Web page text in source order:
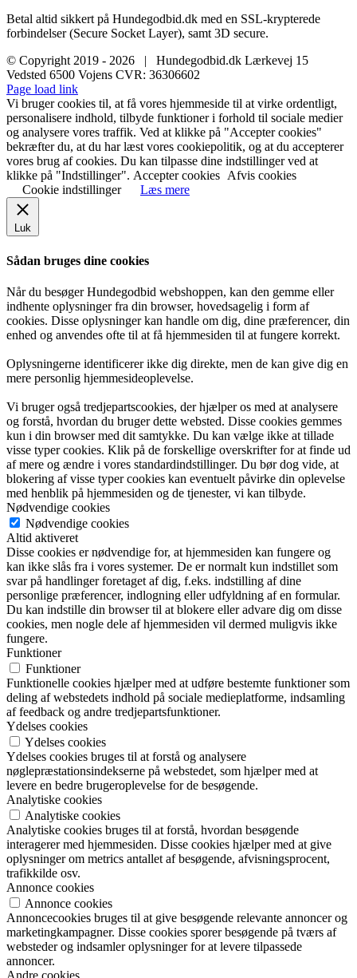
Betal altid sikkert på Hundegodbid.dk med en SSL-krypterede
forbindelser (Secure Socket Layer), samt 3D secure.
© Copyright 2019 - 2026 | Hundegodbid.dk Lærkevej 15
Vedsted 6500 Vojens CVR: 36306602
Facebook
Instagram
E-
mail
Page load link
Vi bruger cookies til, at få vores hjemmeside til at virke ordentligt,
personalisere indhold, tilbyde funktioner i forhold til sociale medier
og analysere vores traffik. Ved at klikke på "Accepter cookies"
bekræfter du, at du har læst vores cookiepolitik, og at du accepterer
vores brug af cookies. Du kan tilpasse dine indstillinger ved at
klikke på "Indstillinger". Accepter cookies Afvis cookies
Cookie indstillinger
Læs mere
Luk
Sådan bruges dine cookies
Når du besøger Hundegodbid webshoppen, kan den gemme eller
indhente oplysninger fra din browser, hovedsagelig i form af
cookies. Disse oplysninger kan handle om dig, dine præferencer, din
enhed og anvendes ofte til at få hjemmesiden til at fungere korrekt.
Oplysningerne identificerer ikke dig direkte, men de kan give dig en
mere personlig hjemmesideoplevelse.
Vi bruger også tredjepartscookies, der hjælper os med at analysere
og forstå, hvordan du bruger dette websted. Disse cookies gemmes
kun i din browser med dit samtykke. Du kan vælge ikke at tillade
visse typer cookies. Klik på de forskellige overskrifter for at finde ud
af mere og ændre i vores standardindstillinger. Du bør dog vide, at
blokering af visse typer cookies kan eventuelt påvirke din oplevelse
med henblik på hjemmesiden og de tjenester, vi kan tilbyde.
Nødvendige cookies
Nødvendige cookies
Altid aktiveret
Disse cookies er nødvendige for, at hjemmesiden kan fungere og
kan ikke slås fra i vores systemer. De er normalt kun indstillet som
svar på handlinger foretaget af dig, f.eks. indstilling af dine
personlige præferencer, indlogning eller udfyldning af en formular.
Du kan indstille din browser til at blokere eller advare dig om disse
cookies, men nogle dele af hjemmesiden vil dermed muligvis ikke
fungere.
Funktioner
Funktioner
Funktionelle cookies hjælper med at udføre bestemte funktioner som
deling af webstedets indhold på sociale medieplatforme, indsamling
af feedback og andre tredjepartsfunktioner.
Ydelses cookies
Ydelses cookies
Ydelses cookies bruges til at forstå og analysere
nøglepræstationsindekserne på webstedet, som hjælper med at
levere en bedre brugeroplevelse for de besøgende.
Analytiske cookies
Analytiske cookies
Analytiske cookies bruges til at forstå, hvordan besøgende
interagerer med hjemmesiden. Disse cookies hjælper med at give
oplysninger om metrics antallet af besøgende, afvisningsprocent,
trafikkilde osv.
Annonce cookies
Annonce cookies
Annoncecookies bruges til at give besøgende relevante annoncer og
marketingkampagner. Disse cookies sporer besøgende på tværs af
websteder og indsamler oplysninger for at levere tilpassede
annoncer.
Andre cookies